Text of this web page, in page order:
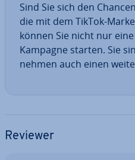
Sind Sie sich den
die mit dem TikTok-
können Sie nicht nur
Kampagne starten. Sie
neh­men auch einen
Reviewer